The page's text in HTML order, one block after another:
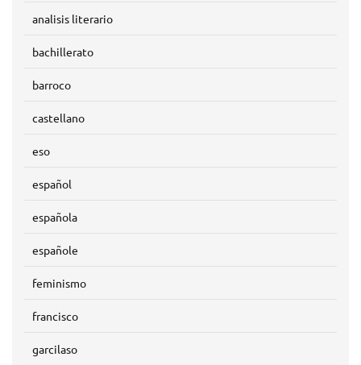
analisis literario
bachillerato
barroco
castellano
eso
español
española
españole
feminismo
francisco
garcilaso